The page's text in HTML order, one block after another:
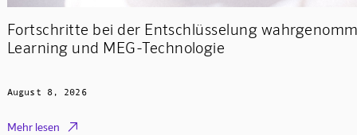
Fortschritte bei der Entschlüsselung
Learning und MEG-Technologie
August 8, 2026
Mehr lesen 